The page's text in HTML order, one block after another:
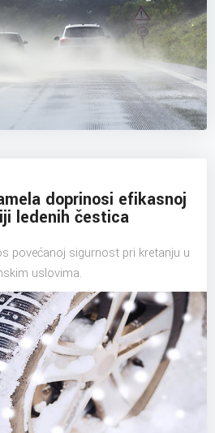
doprinosi efikasnoj
ledenih čestica
povećanoj sigurnost pri kretanju u
uslovima.